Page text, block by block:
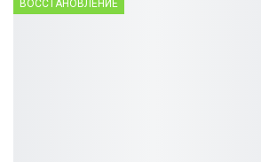
ВОССТАНОВЛЕНИЕ